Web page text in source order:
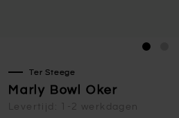
Ter Steege
Marly Bowl Oker
Levertijd: 1-2 werkdagen